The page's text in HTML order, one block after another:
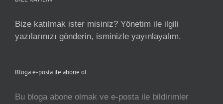
Bize katılmak ister misiniz? Yönetim ile ilgili
yazılarınızı gönderin, isminizle yayınlayalım.
Bloga e-posta ile abone ol
Bu bloga abone olmak ve e-posta ile bildirimler